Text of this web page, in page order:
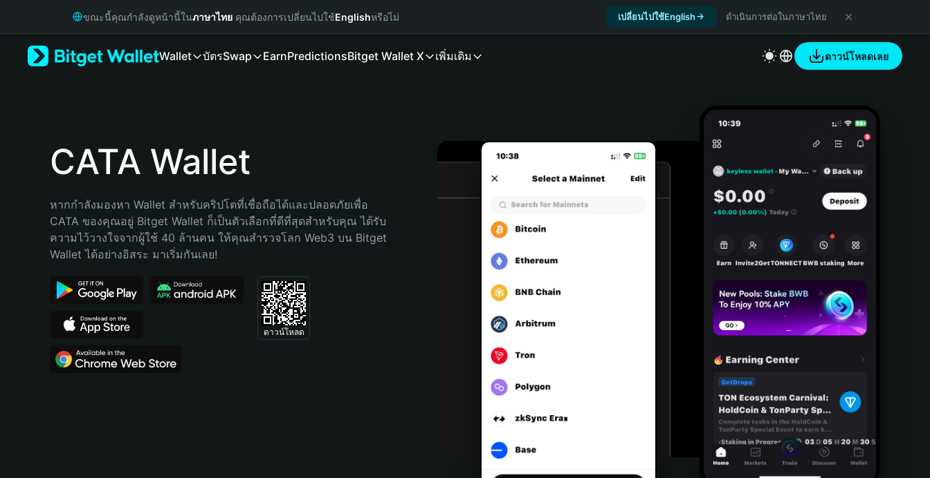
Русский
Bahasa Indonesia
Português (Brasil)
ขณะนี้คุณกำลังดูหน้านี้ในภาษาไทย คุณต้องการเปลี่ยนไปใช้Englishหรือไม่ เปลี่ยนไปใช้English ดำเนินการต่อในภาษาไทย
Wallet บัตรSwap EarnPredictionsBitget Wallet X เพิ่มเติม ดาวน์โหลดเลย
CATA Wallet
หากกำลังมองหา Wallet สำหรับคริปโตที่เชื่อถือได้และปลอดภัยเพื่อ
CATA ของคุณอยู่ Bitget Wallet ก็เป็นตัวเลือกที่ดีที่สุดสำหรับคุณ ได้รับ
ความไว้วางใจจากผู้ใช้ 40 ล้านคน ให้คุณสำรวจโลก Web3 บน Bitget
Wallet ได้อย่างอิสระ มาเริ่มกันเลย!
ดาวน์โหลด